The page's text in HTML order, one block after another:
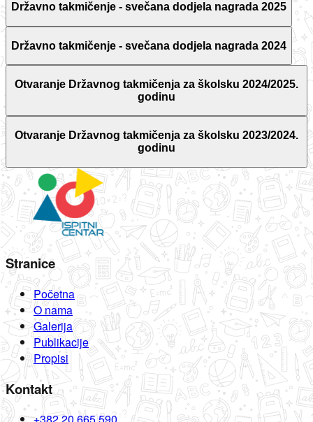
Državno takmičenje - svečana dodjela nagrada 2025
Državno takmičenje - svečana dodjela nagrada 2024
Otvaranje Državnog takmičenja za školsku 2024/2025.
godinu
Otvaranje Državnog takmičenja za školsku 2023/2024.
godinu
Stranice
Početna
O nama
Galerija
Publikacije
Propisi
Kontakt